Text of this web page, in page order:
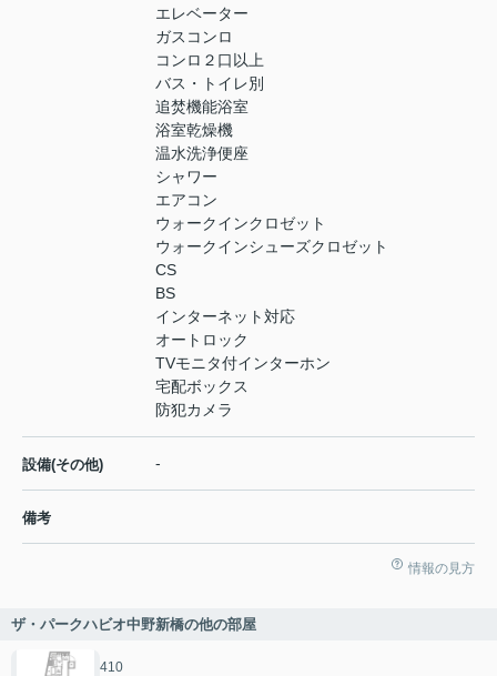
エレベーター
ガスコンロ
コンロ２口以上
バス・トイレ別
追焚機能浴室
浴室乾燥機
温水洗浄便座
シャワー
エアコン
ウォークインクロゼット
ウォークインシューズクロゼット
CS
BS
インターネット対応
オートロック
TVモニタ付インターホン
宅配ボックス
防犯カメラ
設備(その他) -
備考
情報の見方
ザ・パークハビオ中野新橋の他の部屋
410